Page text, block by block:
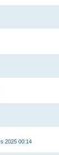
2025 00:14